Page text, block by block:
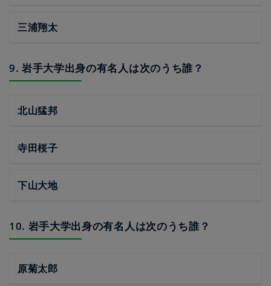
三浦翔太
9. 岩手大学出身の有名人は次のうち誰？
北山猛邦
寺田桜子
下山大地
10. 岩手大学出身の有名人は次のうち誰？
原菊太郎